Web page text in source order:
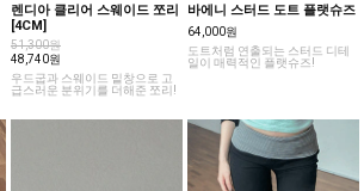
렌디아 클리어 스웨이드 쪼리
[4CM]
51,300원
48,740원
우드굽과 스웨이드 밑창으로 고
급스러운 분위기를 더해준 쪼리!
바에니 스터드 도트 플랫슈즈
64,000원
도트처럼 연출되는 스터드 디테
일이 매력적인 플랫슈즈!